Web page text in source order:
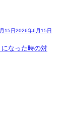
15日2026年6月15日
なった時の対